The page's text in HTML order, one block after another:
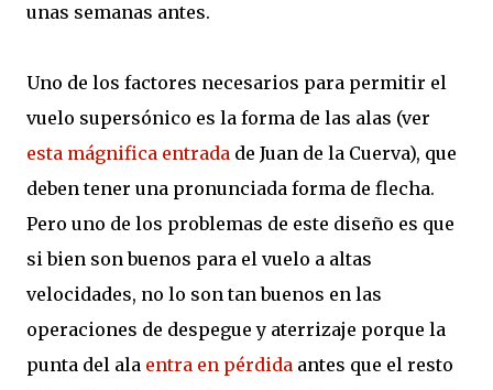
unas semanas antes.
Uno de los factores necesarios para permitir el
vuelo supersónico es la forma de las alas (ver
esta mágnifica entrada de Juan de la Cuerva), que
deben tener una pronunciada forma de flecha.
Pero uno de los problemas de este diseño es que
si bien son buenos para el vuelo a altas
velocidades, no lo son tan buenos en las
operaciones de despegue y aterrizaje porque la
punta del ala entra en pérdida antes que el resto